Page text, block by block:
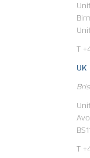
T
UK
T